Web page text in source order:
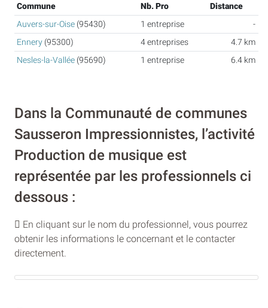
Commune Nb. Pro
Distance
Auvers-sur-Oise (95430) 1 entreprise
-
Ennery (95300) 4 entreprises
4.7 km
Nesles-la-Vallée (95690) 1 entreprise 6.4 km
Dans la Communauté de communes
Sausseron Impressionnistes, l’activité
Production de musique est
représentée par les professionnels ci
dessous :
En cliquant sur le nom du professionnel, vous pourrez
obtenir les informations le concernant et le contacter
directement.